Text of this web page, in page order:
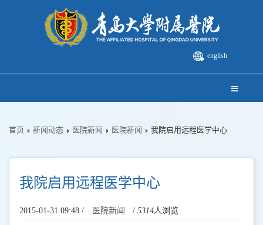
english
首页 新闻动态 医院新闻 医院新闻 我院启用远程医学中心
我院启用远程医学中心
2015-01-31 09:48 / 医院新闻 / 5314人浏览